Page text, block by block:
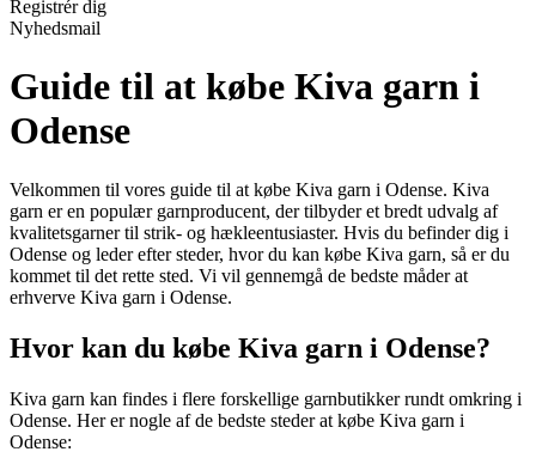
Registrér dig
Nyhedsmail
Guide til at købe Kiva garn i
Odense
Velkommen til vores guide til at købe Kiva garn i Odense. Kiva
garn er en populær garnproducent, der tilbyder et bredt udvalg af
kvalitetsgarner til strik- og hækleentusiaster. Hvis du befinder dig i
Odense og leder efter steder, hvor du kan købe Kiva garn, så er du
kommet til det rette sted. Vi vil gennemgå de bedste måder at
erhverve Kiva garn i Odense.
Hvor kan du købe Kiva garn i Odense?
Kiva garn kan findes i flere forskellige garnbutikker rundt omkring i
Odense. Her er nogle af de bedste steder at købe Kiva garn i
Odense: